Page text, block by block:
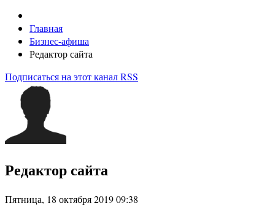
Главная
Бизнес-афиша
Редактор сайта
Подписаться на этот канал RSS
Редактор сайта
Пятница, 18 октября 2019 09:38